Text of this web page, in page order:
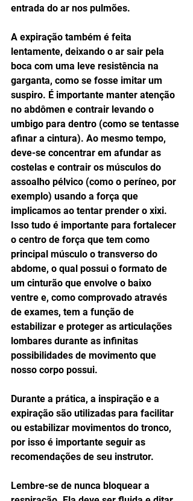
entrada do ar nos pulmões.
A expiração também é feita
lentamente, deixando o ar sair pela
boca com uma leve resistência na
garganta, como se fosse imitar um
suspiro. É importante manter atenção
no abdômen e contrair levando o
umbigo para dentro (como se tentasse
afinar a cintura). Ao mesmo tempo,
deve-se concentrar em afundar as
costelas e contrair os músculos do
assoalho pélvico (como o períneo, por
exemplo) usando a força que
implicamos ao tentar prender o xixi.
Isso tudo é importante para fortalecer
o centro de força que tem como
principal músculo o transverso do
abdome, o qual possui o formato de
um cinturão que envolve o baixo
ventre e, como comprovado através
de exames, tem a função de
estabilizar e proteger as articulações
lombares durante as infinitas
possibilidades de movimento que
nosso corpo possui.
Durante a prática, a inspiração e a
expiração são utilizadas para facilitar
ou estabilizar movimentos do tronco,
por isso é importante seguir as
recomendações de seu instrutor.
Lembre-se de nunca bloquear a